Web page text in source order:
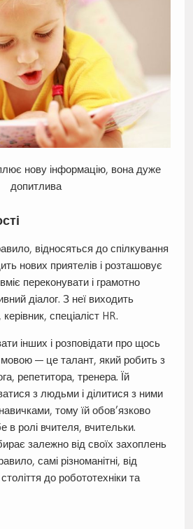
нову інформацію, вона дуже
допитлива
відносяться до спілкування
нових приятелів і розташовує
переконувати і грамотно
діалог. З неї виходить
спеціаліст HR.
інших і розповідати про щось
— це талант, який робить з
репетитора, тренера. Їй
з людьми і ділитися з ними
тому їй обов’язково
в ролі вчителя, вчительки.
залежно від своїх захоплень
самі різноманітні, від
до робототехніки та